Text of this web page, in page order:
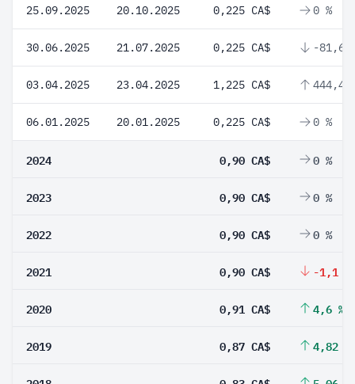
25.09.2025 20.10.2025 0,225 CA$ 0 %
30.06.2025 21.07.2025 0,225 CA$ -81,63
03.04.2025 23.04.2025 1,225 CA$ 444,44
06.01.2025 20.01.2025 0,225 CA$ 0 %
2024 0,90 CA$ 0 %
2023 0,90 CA$ 0 %
2022 0,90 CA$ 0 %
2021 0,90 CA$ -1,1 %
2020 0,91 CA$ 4,6 %
2019 0,87 CA$ 4,82 %